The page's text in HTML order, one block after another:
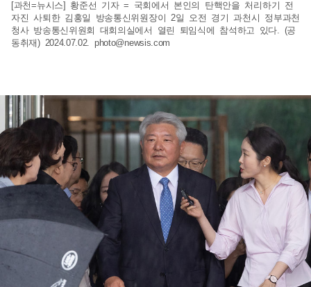
[과천=뉴시스] 황준선 기자 = 국회에서 본인의 탄핵안을 처리하기 전
자진 사퇴한 김홍일 방송통신위원장이 2일 오전 경기 과천시 정부과천
청사 방송통신위원회 대회의실에서 열린 퇴임식에 참석하고 있다. (공
동취재) 2024.07.02. photo@newsis.com